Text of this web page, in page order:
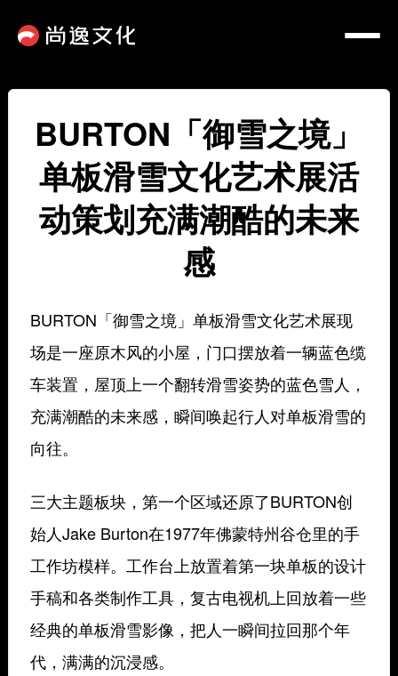
BURTON「御雪之境」
单板滑雪文化艺术展活
动策划充满潮酷的未来
感
BURTON「御雪之境」单板滑雪文化艺术展现
场是一座原木风的小屋，门口摆放着一辆蓝色缆
车装置，屋顶上一个翻转滑雪姿势的蓝色雪人，
充满潮酷的未来感，瞬间唤起行人对单板滑雪的
向往。
三大主题板块，第一个区域还原了BURTON创
始人Jake Burton在1977年佛蒙特州谷仓里的手
工作坊模样。工作台上放置着第一块单板的设计
手稿和各类制作工具，复古电视机上回放着一些
经典的单板滑雪影像，把人一瞬间拉回那个年
代，满满的沉浸感。